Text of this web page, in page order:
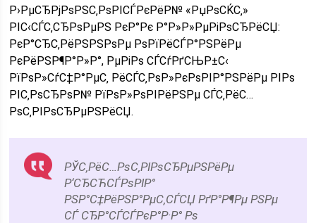
Р›РµСЂРјРѕРЅС‚РѕРІСЃРєРёР№ «РџРѕСЌС‚»
РІС‹СЃС‚СЂРѕРµРЅ РєР°Рє Р°Р»Р»РµРіРѕСЂРёСЏ:
РєР°СЂС‚РёРЅРЅРѕРµ РѕРїРёСЃР°РЅРёРµ
РєРёРЅР¶Р°Р»Р°, РµРіРѕ СЃСѓРґСЊР±С‹
РїРѕР»СѓС‡Р°РµС‚ РёСЃС‚РѕР»РєРѕРІР°РЅРёРµ РІРѕ
РІС‚РѕСЂРѕР№ РїРѕР»РѕРІРёРЅРµ СЃС‚РёС…
РѕС‚РІРѕСЂРµРЅРёСЏ.
РЎС‚РёС…РѕС‚РІРѕСЂРµРЅРёРµ
Р‘СЂСЋСЃРѕРІР°
РЅР°С‡РёРЅР°РµС‚СЃСЏ РґР°Р¶Рµ РЅРµ
СЃ СЂР°СЃСЃРєР°Р·Р° Рѕ